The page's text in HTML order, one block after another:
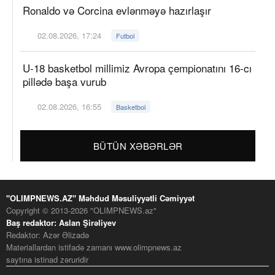
Ronaldo və Corcina evlənməyə hazırlaşır
02.08.2026, 17:24 Futbol
U-18 basketbol millimiz Avropa çempionatını 16-cı
pillədə başa vurub
02.08.2026, 16:55 Basketbol
BÜTÜN XƏBƏRLƏR
"OLIMPNEWS.AZ" Məhdud Məsuliyyətli Cəmiyyət
Copyright © 2013-2026 "OLIMPNEWS.az"
Baş redaktor: Aslan Şirəliyev
Redaktor: Azər Əlizadə
Materiallardan istifadə zamanı www.olimpnews.az
saytına istinad zəruridir